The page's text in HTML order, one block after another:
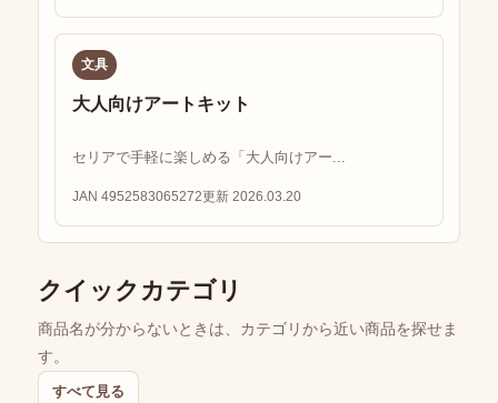
文具
大人向けアートキット
セリアで手軽に楽しめる「大人向けアー...
JAN 4952583065272更新 2026.03.20
クイックカテゴリ
商品名が分からないときは、カテゴリから近い商品を探せま
す。
すべて見る